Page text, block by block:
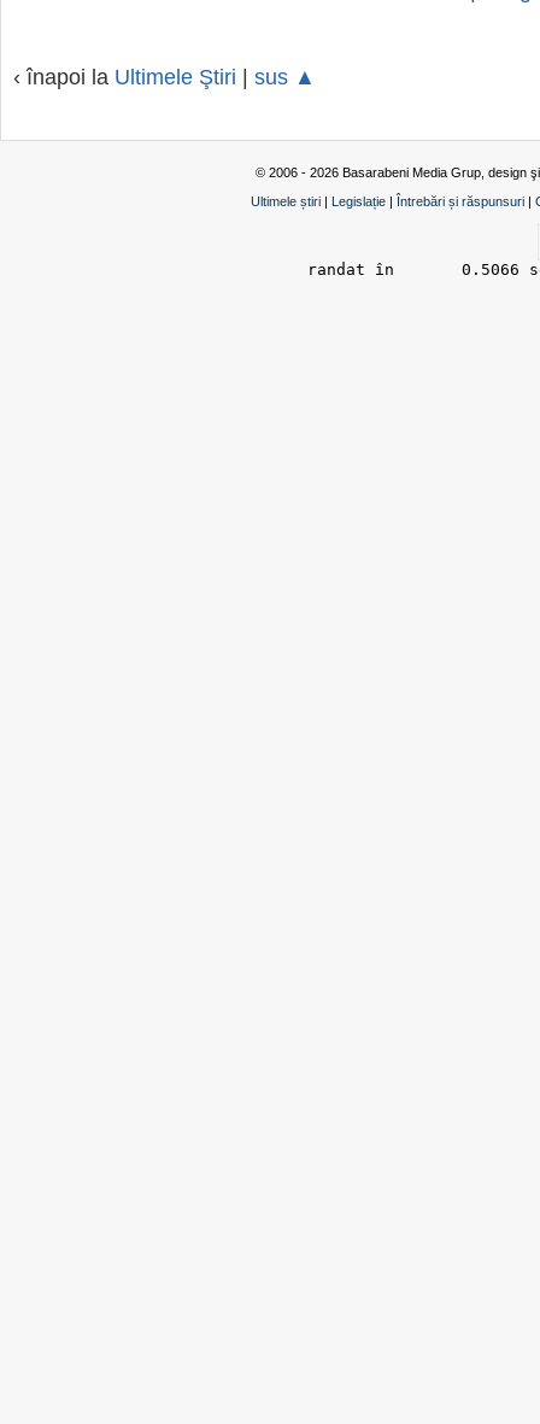
‹ înapoi la Ultimele Ştiri | sus ▲
© 2006 - 2026 Basarabeni Media Grup, design
Ultimele știri | Legislație | Întrebări și răspunsuri |
randat în